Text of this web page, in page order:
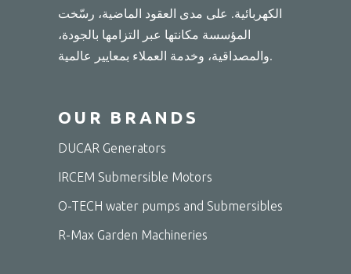
الكهربائية. على مدى العقود الماضية، رسّخت
المؤسسة مكانتها عبر التزامها بالجودة،
والمصداقية، وخدمة العملاء بمعايير عالمية.
OUR BRANDS
DUCAR Generators
IRCEM Submersible Motors
O-TECH water pumps and Submersibles
R-Max Garden Machineries